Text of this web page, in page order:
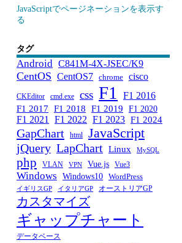
JavaScriptでページネーションを表示す
る
タグ
Android C841M-4X-JSEC/K9
CentOS CentOS7 chrome cisco
CKEditor cmd.exe css F1
F1 2016
F1 2017 F1 2018 F1 2019 F1 2020
F1 2021 F1 2022 F1 2023 F1 2024
GapChart html JavaScript
jQuery LapChart Linux MySQL
php VLAN VPN Vue.js Vue3
Windows Windows10 WordPress
イギリスGP イタリアGP オーストリアGP
カスタマイズ
ギャップチャート
データベース